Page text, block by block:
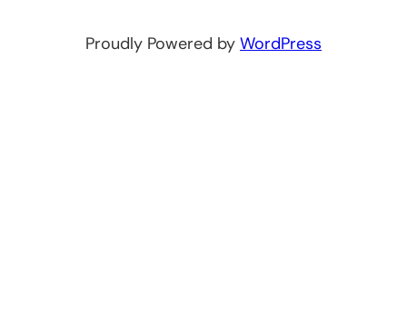
Proudly Powered by WordPress